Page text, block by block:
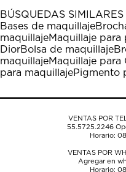
1
estrella
Esta
acción
abrirá
el
formulario
envío.
estrellas.
Esta
acción
abrirá
el
formulario
envío.
estrellas.
Esta
acción
abrirá
el
formulario
envío.
estrellas.
Esta
acción
abrirá
el
formulario
envío.
estrellas.
Esta
acción
abrirá
el
envío.
BÚSQUEDAS SIMILARES
Bases de maquillaje
maquillajeMaquillaje para
DiorBolsa de maquillaje
maquillajeMaquillaje para
para maquillajePigmento
VENTAS POR
55.5725.2246
Horario:
VENTAS POR
Agregar en
Horario: